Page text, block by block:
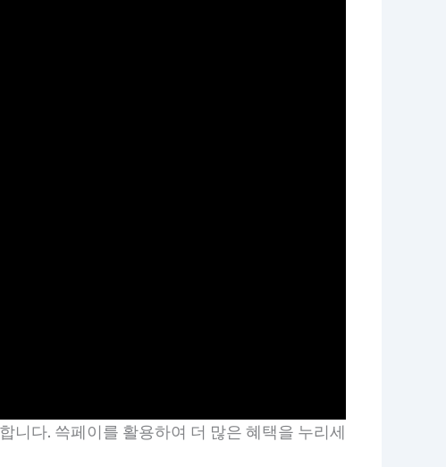
니다. 쓱페이를 활용하여 더 많은 혜택을 누리세